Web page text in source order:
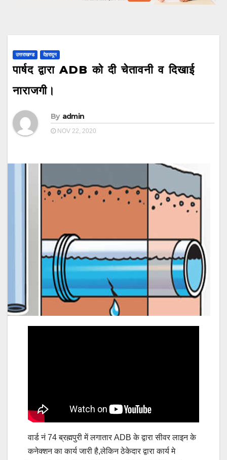
उत्तराखण्ड देहरादून
पार्षद द्वारा ADB को दी चेतावनी व दिखाई
नाराजगी।
By admin
NOV 22, 2020
वार्ड नं 74 ब्रह्मपुरी में लगातार ADB के द्वारा सीवर लाइन के
कनेक्शन का कार्य जारी है,लेकिन ठेकेदार द्वारा कार्य मे